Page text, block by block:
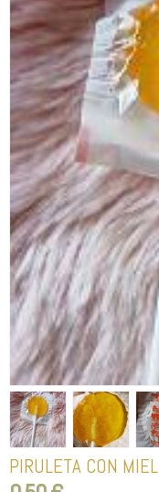
PIRULETA CON MIEL